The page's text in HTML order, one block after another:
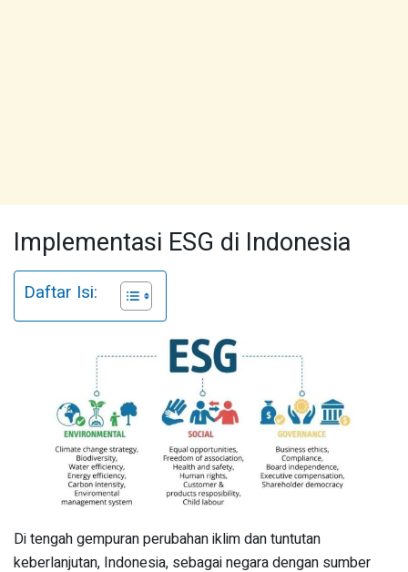
Implementasi ESG di Indonesia
Daftar Isi:
Di tengah gempuran perubahan iklim dan tuntutan
keberlanjutan, Indonesia, sebagai negara dengan sumber